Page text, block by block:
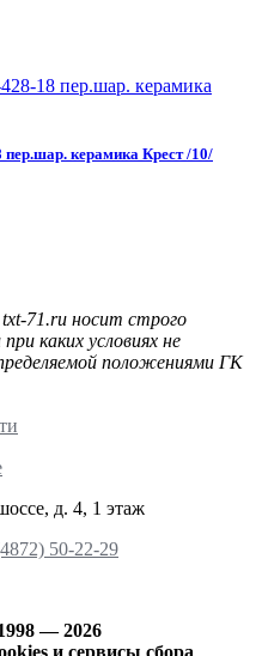
керамика Крест /10/
71.ru носит строго
каких условиях не
положениями ГК
д. 4, 1 этаж
50-22-29
— 2026
и сервисы сбора